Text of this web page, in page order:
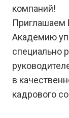
компаний!
Приглашаем
Академию
специально
в
кадрового